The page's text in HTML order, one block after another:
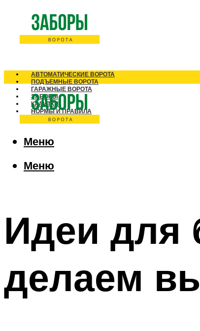
АВТОМАТИЧЕСКИЕ ВОРОТА
ПОДЪЕМНЫЕ ВОРОТА
ГАРАЖНЫЕ ВОРОТА
ЗАБОРЫ
КАЛИТКИ
НОРМЫ И ПРАВИЛА
Меню
Меню
Идеи для
делаем